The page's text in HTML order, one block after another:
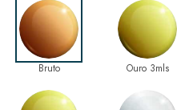
Bruto Ouro 3mls